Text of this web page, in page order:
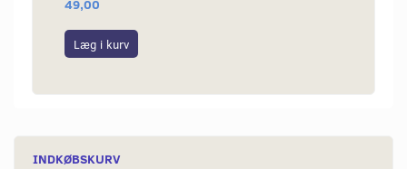
49,00
Læg i kurv
INDKØBSKURV